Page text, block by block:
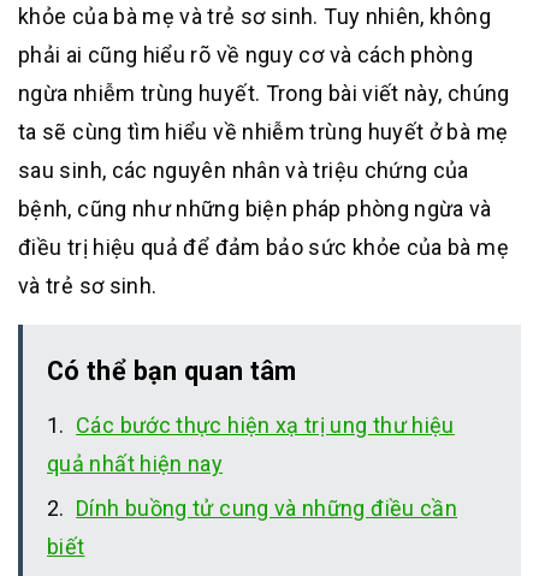
khỏe của bà mẹ và trẻ sơ sinh. Tuy nhiên, không
phải ai cũng hiểu rõ về nguy cơ và cách phòng
ngừa nhiễm trùng huyết. Trong bài viết này, chúng
ta sẽ cùng tìm hiểu về nhiễm trùng huyết ở bà mẹ
sau sinh, các nguyên nhân và triệu chứng của
bệnh, cũng như những biện pháp phòng ngừa và
điều trị hiệu quả để đảm bảo sức khỏe của bà mẹ
và trẻ sơ sinh.
Có thể bạn quan tâm
Các bước thực hiện xạ trị ung thư hiệu
quả nhất hiện nay
Dính buồng tử cung và những điều cần
biết